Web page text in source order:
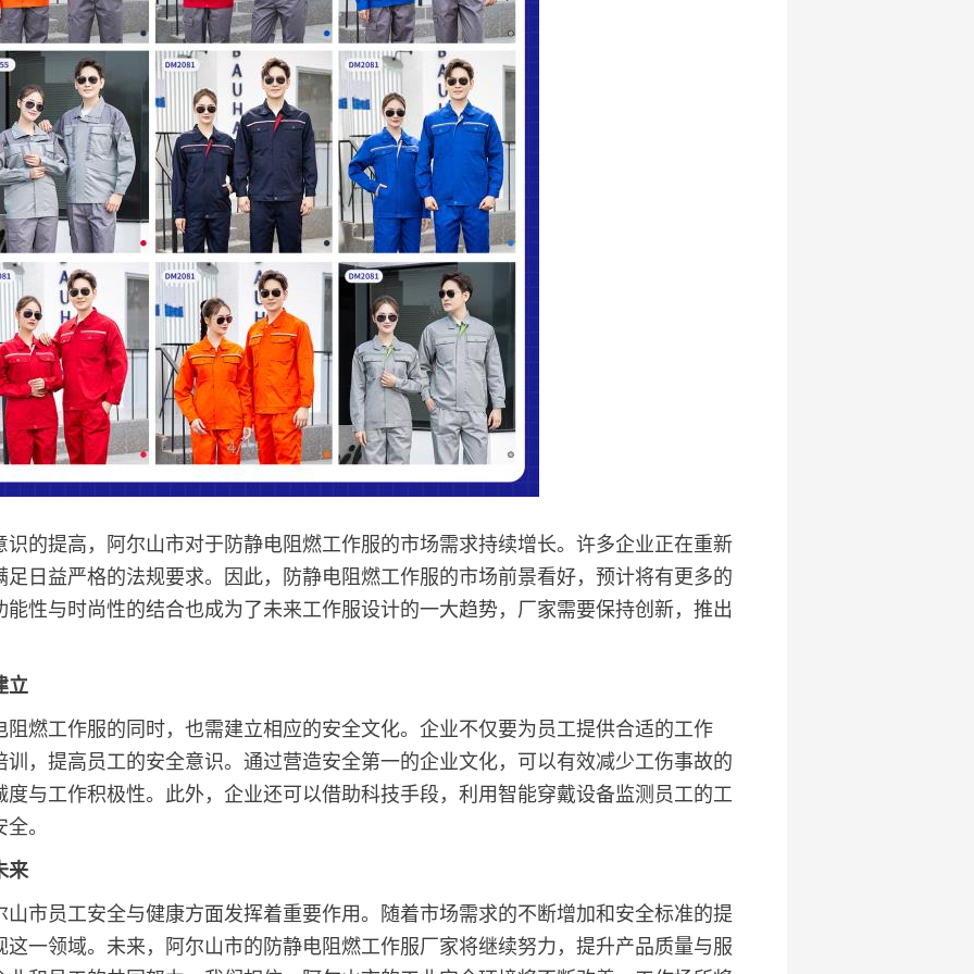
的提高，阿尔山市对于防静电阻燃工作服的市场需求持续增长。许多企业正在重新
日益严格的法规要求。因此，防静电阻燃工作服的市场前景看好，预计将有更多的
性与时尚性的结合也成为了未来工作服设计的一大趋势，厂家需要保持创新，推出
立
燃工作服的同时，也需建立相应的安全文化。企业不仅要为员工提供合适的工作
，提高员工的安全意识。通过营造安全第一的企业文化，可以有效减少工伤事故的
与工作积极性。此外，企业还可以借助科技手段，利用智能穿戴设备监测员工的工
。
来
市员工安全与健康方面发挥着重要作用。随着市场需求的不断增加和安全标准的提
一领域。未来，阿尔山市的防静电阻燃工作服厂家将继续努力，提升产品质量与服